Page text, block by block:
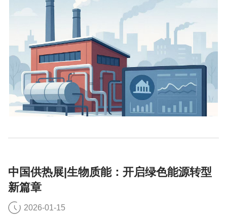
中国供热展|生物质能：开启绿色能源转型
新篇章
2026-01-15